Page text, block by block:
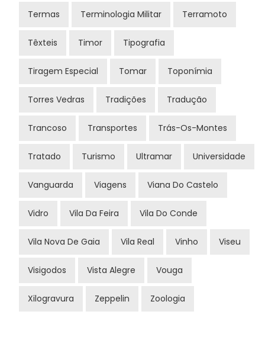
Termas Terminologia Militar Terramoto
Têxteis Timor Tipografia
Tiragem Especial Tomar Toponímia
Torres Vedras Tradições Tradução
Trancoso Transportes Trás-Os-Montes
Tratado Turismo Ultramar Universidade
Vanguarda Viagens Viana Do Castelo
Vidro Vila Da Feira Vila Do Conde
Vila Nova De Gaia Vila Real Vinho Viseu
Visigodos Vista Alegre Vouga
Xilogravura Zeppelin Zoologia